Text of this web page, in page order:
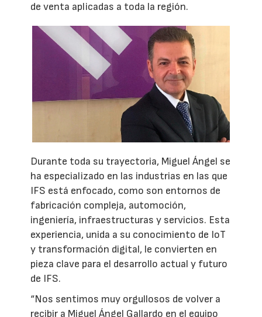
de venta aplicadas a toda la región.
Durante toda su trayectoria, Miguel Ángel se
ha especializado en las industrias en las que
IFS está enfocado, como son entornos de
fabricación compleja, automoción,
ingeniería, infraestructuras y servicios. Esta
experiencia, unida a su conocimiento de IoT
y transformación digital, le convierten en
pieza clave para el desarrollo actual y futuro
de IFS.
“Nos sentimos muy orgullosos de volver a
recibir a Miguel Ángel Gallardo en el equipo